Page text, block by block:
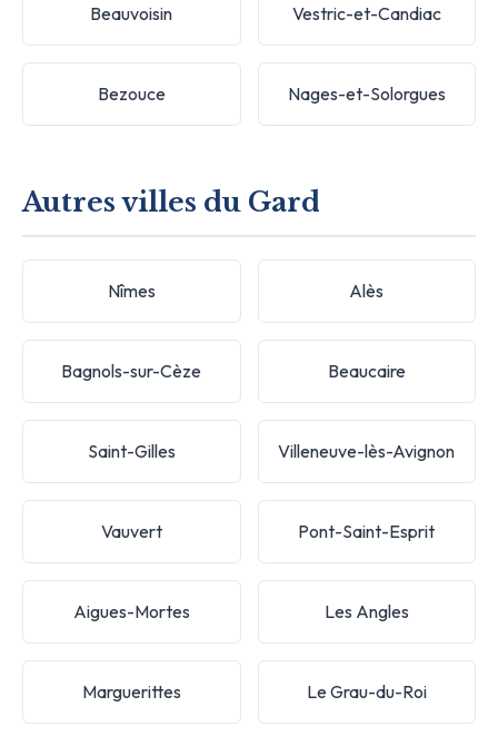
Beauvoisin Vestric-et-Candiac
Bezouce Nages-et-Solorgues
Autres villes du Gard
Nîmes Alès
Bagnols-sur-Cèze Beaucaire
Saint-Gilles Villeneuve-lès-Avignon
Vauvert Pont-Saint-Esprit
Aigues-Mortes Les Angles
Marguerittes Le Grau-du-Roi